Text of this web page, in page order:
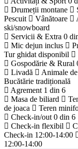
Drumeții montane
Pescuit
Vânătoare
ski/snowboard
Servicii & Extra 0
Mic dejun inclus
Tur ghidat disponibil
Gospodărie & Rural
Livadă
Animale
Bucătărie tradițională
Agrement 1 din 6
Masa de biliard
de joaca
Teren
Check-in/out 0 din 6
Check-in flexibil
Check-in 12:00-14:00
12:00-14:00